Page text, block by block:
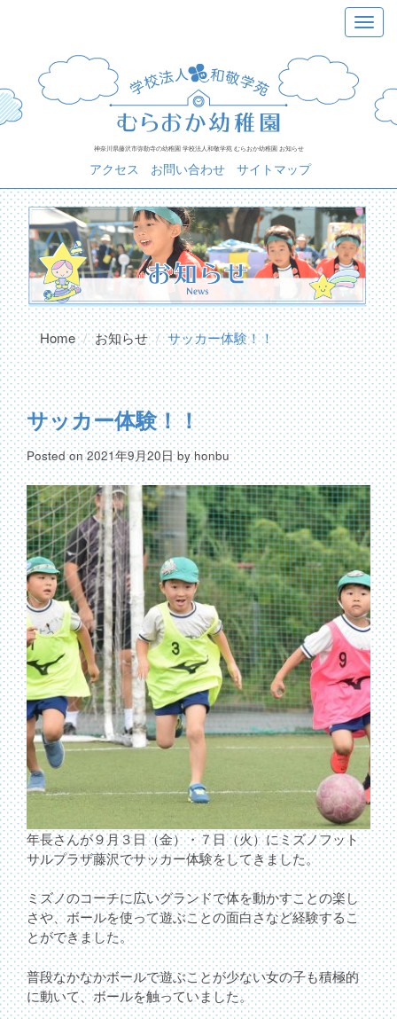
Toggle
神奈川県藤沢市弥勒寺の幼稚園 学校法人和敬学苑 むらおか幼稚園 お知らせ
アクセス お問い合わせ サイトマップ
Home お知らせ サッカー体験！！
サッカー体験！！
Posted on2021年9月20日byhonbu
年長さんが９月３日（金）・７日（火）にミズノフット
サルプラザ藤沢でサッカー体験をしてきました。
ミズノのコーチに広いグランドで体を動かすことの楽し
さや、ボールを使って遊ぶことの面白さなど経験するこ
とができました。
普段なかなかボールで遊ぶことが少ない女の子も積極的
に動いて、ボールを触っていました。